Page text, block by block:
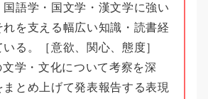
国語学・国文学・漢文学に強い
を支える幅広い知識・読書経
る。［意欲、関心、態度］
文学・文化について考察を深
とめ上げて発表報告する表現